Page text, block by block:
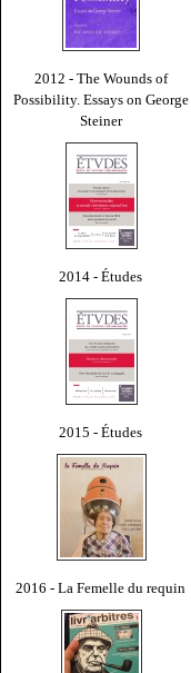
2012 - The Wounds of
Possibility. Essays on George
Steiner
2014 - Études
2015 - Études
2016 - La Femelle du requin